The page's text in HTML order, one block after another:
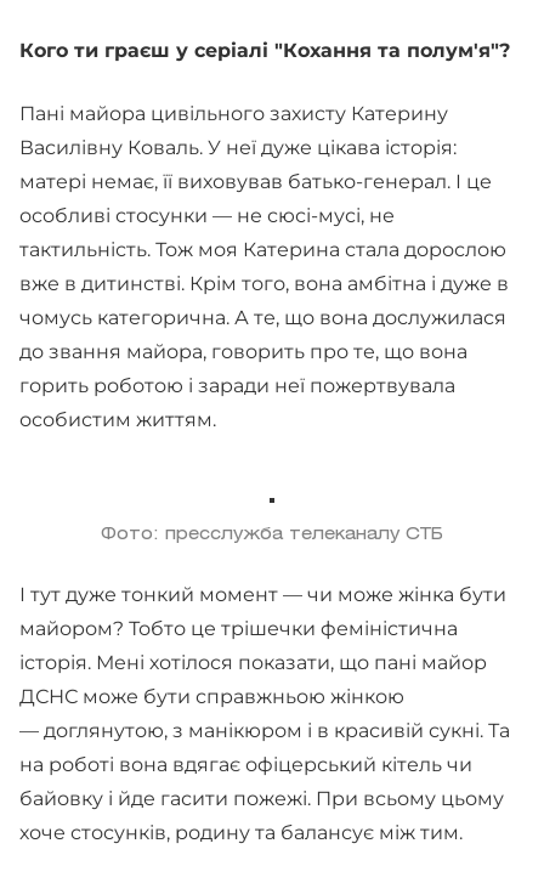
Кого ти граєш у серіалі "Кохання та полум'я"?
Пані майора цивільного захисту Катерину
Василівну Коваль. У неї дуже цікава історія:
матері немає, її виховував батько-генерал. І це
особливі стосунки — не сюсі-мусі, не
тактильність. Тож моя Катерина стала дорослою
вже в дитинстві. Крім того, вона амбітна і дуже в
чомусь категорична. А те, що вона дослужилася
до звання майора, говорить про те, що вона
горить роботою і заради неї пожертвувала
особистим життям.
Фото: пресслужба телеканалу СТБ
І тут дуже тонкий момент — чи може жінка бути
майором? Тобто це трішечки феміністична
історія. Мені хотілося показати, що пані майор
ДСНС може бути справжньою жінкою
— доглянутою, з манікюром і в красивій сукні. Та
на роботі вона вдягає офіцерський кітель чи
байовку і йде гасити пожежі. При всьому цьому
хоче стосунків, родину та балансує між тим.